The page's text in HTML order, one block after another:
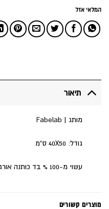
המלאי אזל
תיאור
מותג | Fabelab
גודל: 40X50 ס"מ
עשוי מ-100 % בד כותנה אורגנית.
מוצרים קשורים